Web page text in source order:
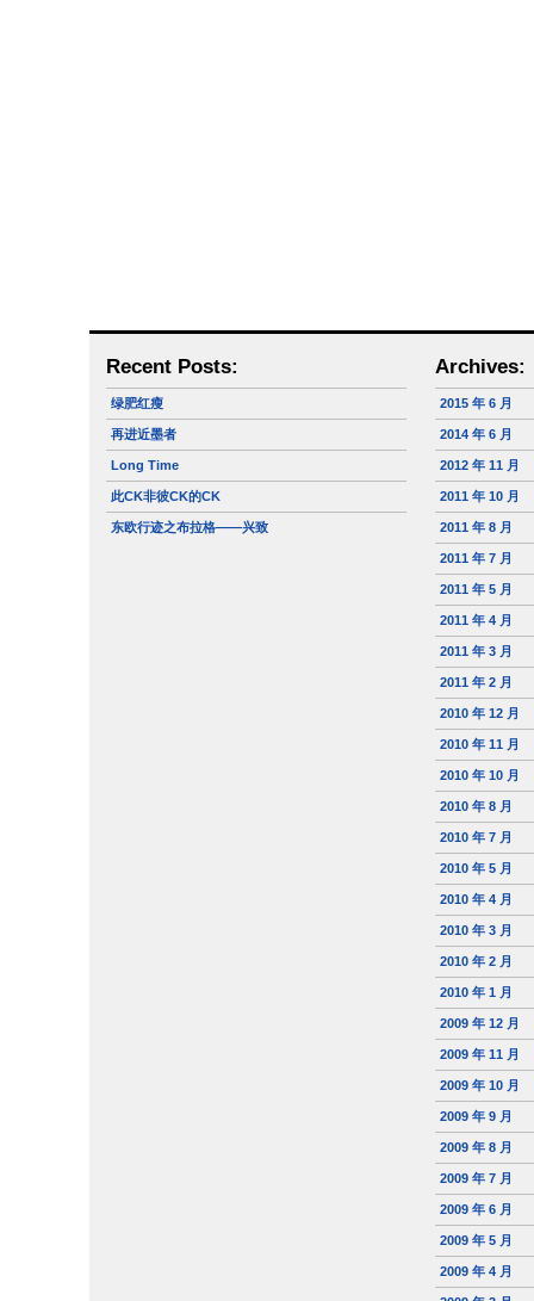
Recent Posts:
绿肥红瘦
再进近墨者
Long Time
此CK非彼CK的CK
东欧行迹之布拉格——兴致
Archives:
2015 年 6 月
2014 年 6 月
2012 年 11 月
2011 年 10 月
2011 年 8 月
2011 年 7 月
2011 年 5 月
2011 年 4 月
2011 年 3 月
2011 年 2 月
2010 年 12 月
2010 年 11 月
2010 年 10 月
2010 年 8 月
2010 年 7 月
2010 年 5 月
2010 年 4 月
2010 年 3 月
2010 年 2 月
2010 年 1 月
2009 年 12 月
2009 年 11 月
2009 年 10 月
2009 年 9 月
2009 年 8 月
2009 年 7 月
2009 年 6 月
2009 年 5 月
2009 年 4 月